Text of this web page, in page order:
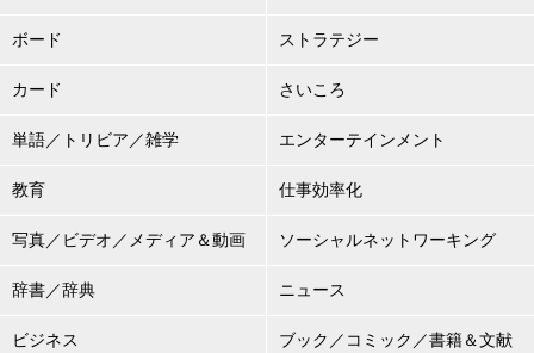
ボード ストラテジー
カード さいころ
単語／トリビア／雑学 エンターテインメント
教育 仕事効率化
写真／ビデオ／メディア＆動画 ソーシャルネットワーキング
辞書／辞典 ニュース
ビジネス ブック／コミック／書籍＆文献